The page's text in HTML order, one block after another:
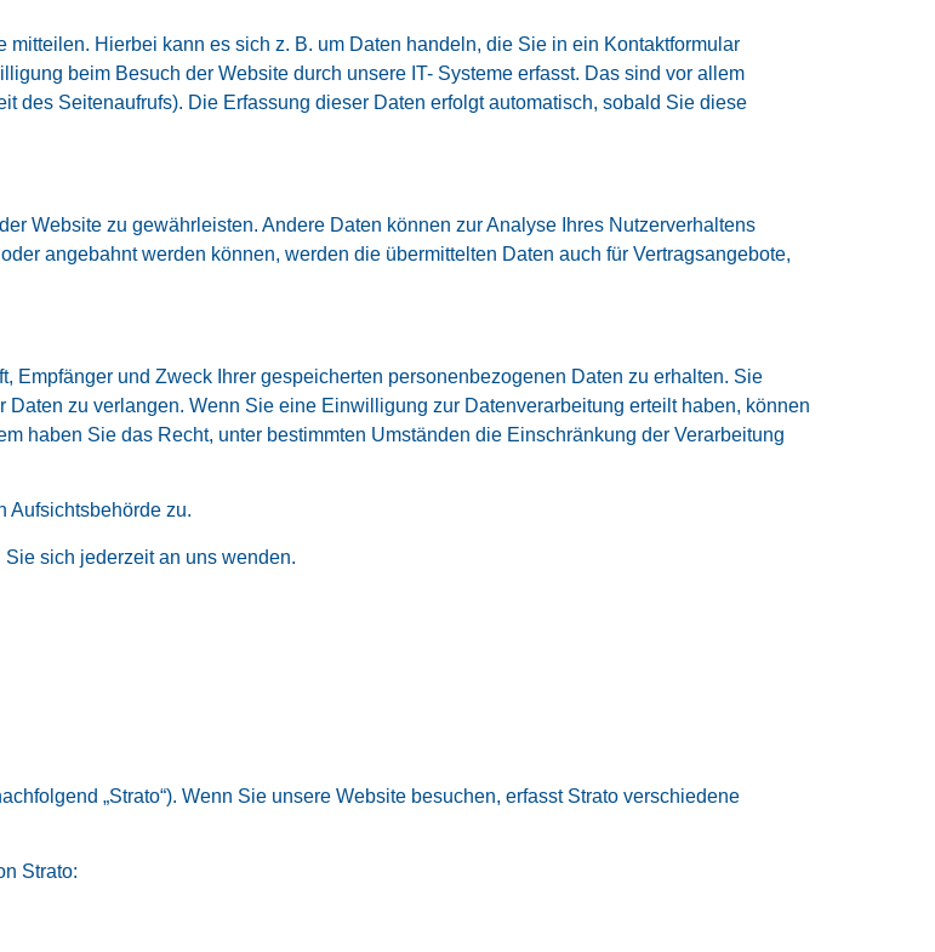
Hierbei kann es sich z. B. um Daten handeln, die Sie in ein Kontaktformular
beim Besuch der Website durch unsere IT- Systeme erfasst. Das sind vor allem
des Seitenaufrufs). Die Erfassung dieser Daten erfolgt automatisch, sobald Sie diese
Website zu gewährleisten. Andere Daten können zur Analyse Ihres Nutzerverhaltens
angebahnt werden können, werden die übermittelten Daten auch für Vertragsangebote,
Empfänger und Zweck Ihrer gespeicherten personenbezogenen Daten zu erhalten. Sie
zu verlangen. Wenn Sie eine Einwilligung zur Datenverarbeitung erteilt haben, können
haben Sie das Recht, unter bestimmten Umständen die Einschränkung der Verarbeitung
Aufsichtsbehörde zu.
sich jederzeit an uns wenden.
„Strato“). Wenn Sie unsere Website besuchen, erfasst Strato verschiedene
Strato: